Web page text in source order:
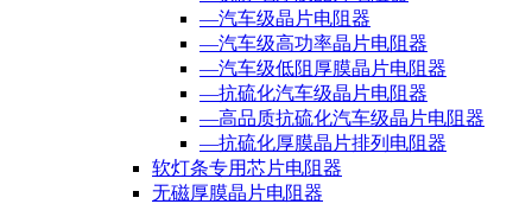
—汽车级晶片电阻器
—汽车级高功率晶片电阻器
—汽车级低阻厚膜晶片电阻器
—抗硫化汽车级晶片电阻器
—高品质抗硫化汽车级晶片电阻器
—抗硫化厚膜晶片排列电阻器
软灯条专用芯片电阻器
无磁厚膜晶片电阻器